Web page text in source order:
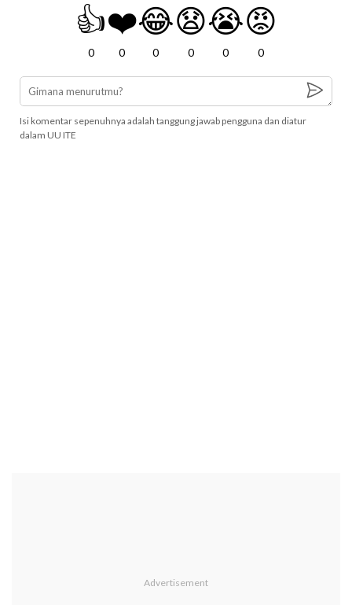
👍
0
❤️
0
😂
0
😧
0
😭
0
😡
0
Isi komentar sepenuhnya adalah tanggung jawab pengguna dan diatur
dalam UU ITE